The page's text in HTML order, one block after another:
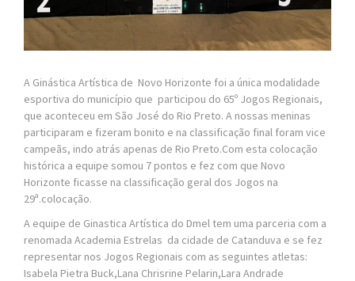
A Ginástica Artística de Novo Horizonte foi a única modalidade
esportiva do município que participou do 65º Jogos Regionais,
que aconteceu em São José do Rio Preto. A nossas meninas
participaram e fizeram bonito e na classificação final foram vice
campeãs, indo atrás apenas de Rio Preto.Com esta colocação
histórica a equipe somou 7 pontos e fez com que Novo
Horizonte ficasse na classificação geral dos Jogos na
29ª.colocação.
A equipe de Ginastica Artística do Dmel tem uma parceria com a
renomada Academia Estrelas da cidade de Catanduva e se fez
representar nos Jogos Regionais com as seguintes atletas:
Isabela Pietra Buck,Lana Chrisrine Pelarin,Lara Andrade